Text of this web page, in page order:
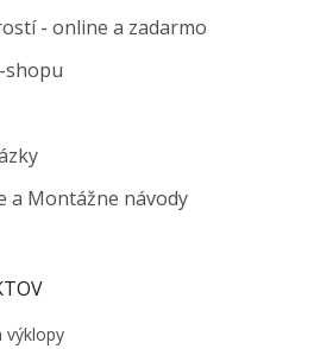
- online a zadarmo
shopu
a Montážne návody
výklopy